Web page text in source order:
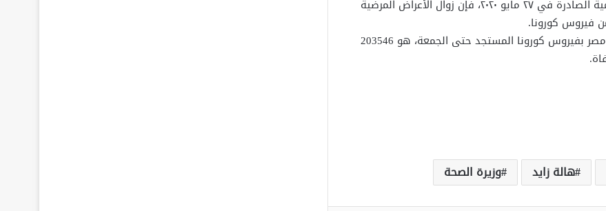
وقال “مجاهد” إنه طبقًا لتوصيات منظمة الصحة العالمية الصادرة في ٢٧ مايو ٢٠٢٠، فإن زوال الأعراض المرضية
وذكر “مجاهد” أن إجمالي العدد الذي تم تسجيله في مصر بفيروس كورونا المستجد حتى الجمعة، هو 203546
هالة زايد وزيرة الصحة